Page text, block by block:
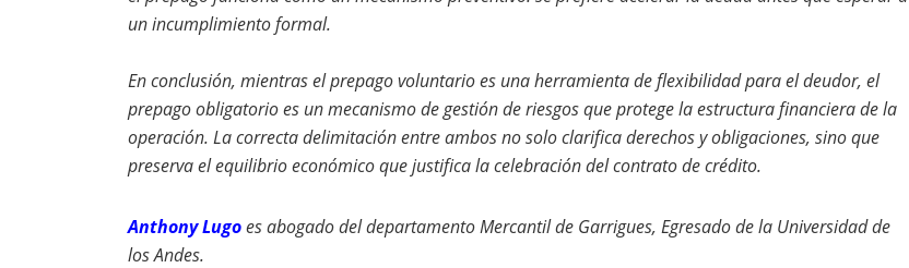
un incumplimiento formal.
En conclusión, mientras el prepago voluntario es una herramienta de flexibilidad para el deudor, el
prepago obligatorio es un mecanismo de gestión de riesgos que protege la estructura financiera de la
operación. La correcta delimitación entre ambos no solo clarifica derechos y obligaciones, sino que
preserva el equilibrio económico que justifica la celebración del contrato de crédito.
Anthony Lugoes abogado del departamento Mercantil de Garrigues, Egresado de la Universidad de
los Andes.